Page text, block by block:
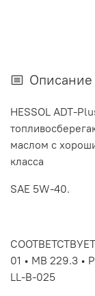
Описание
HESSOL ADT-
маслом с
класса
SAE 5W-40.
01 • MB 229.3 •
LL-B-025